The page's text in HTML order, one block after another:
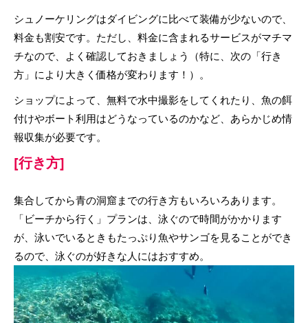
シュノーケリングはダイビングに比べて装備が少ないので、
料金も割安です。ただし、料金に含まれるサービスがマチマ
チなので、よく確認しておきましょう（特に、次の「行き
方」により大きく価格が変わります！）。
ショップによって、無料で水中撮影をしてくれたり、魚の餌
付けやボート利用はどうなっているのかなど、あらかじめ情
報収集が必要です。
[行き方]
集合してから青の洞窟までの行き方もいろいろあります。
「ビーチから行く」プランは、泳ぐので時間がかかります
が、泳いでいるときもたっぷり魚やサンゴを見ることができ
るので、泳ぐのが好きな人にはおすすめ。